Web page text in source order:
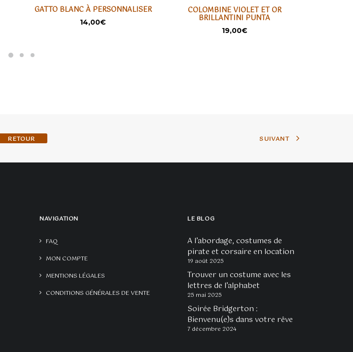
GATTO BLANC À PERSONNALISER
14,00€
AJOUTER
COLOMBINE VIOLET ET OR
BRILLANTINI PUNTA
19,00€
BACK TO SHOP SUIVANT
NAVIGATION
FAQ
MON COMPTE
MENTIONS LÉGALES
CONDITIONS GÉNÉRALES DE VENTE
LE BLOG
A l’abordage, costumes de
pirate et corsaire en location
19 août 2025
Trouver un costume avec les
lettres de l’alphabet
25 mai 2025
Soirée Bridgerton :
Bienvenu(e)s dans votre rêve
7 décembre 2024